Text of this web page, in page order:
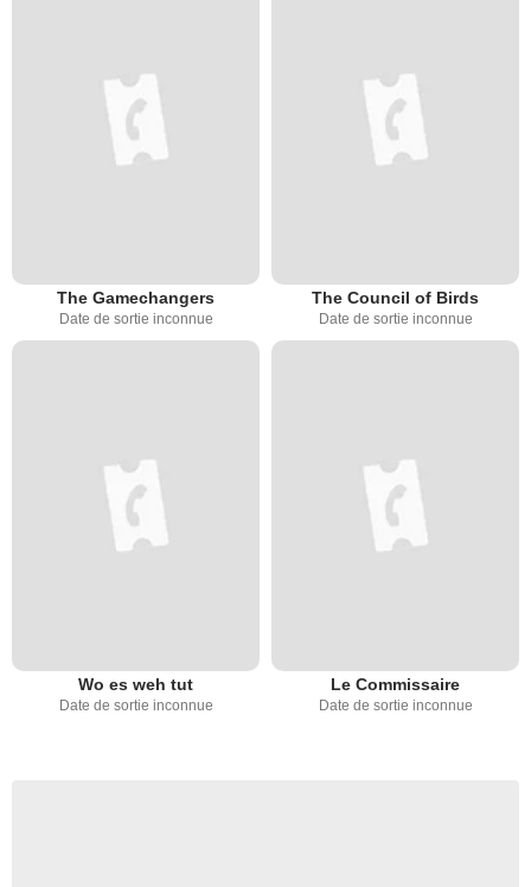
The Gamechangers
Date de sortie inconnue
The Council of Birds
Date de sortie inconnue
Wo es weh tut
Date de sortie inconnue
Le Commissaire
Date de sortie inconnue